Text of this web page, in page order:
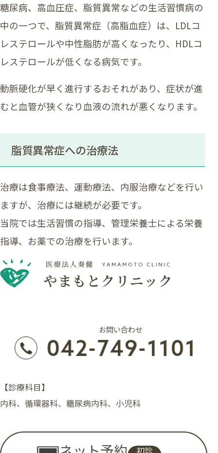
糖尿病、高血圧症、脂質異常などの生活習慣病の
中の一つで、脂質異常症（高脂血症）は、LDLコ
レステロールや中性脂肪が高くなったり、HDLコ
レステロールが低くなる病気です。
動脈硬化が早く進行するおそれがあり、症状が進
むと血管が狭くなり血液の流れが悪くなります。
脂質異常症への治療法
治療は食事療法、運動療法、内服治療などを行い
ますが、治療には継続が必要です。
当院では生活習慣の指導、管理栄養士による栄養
指導、お薬での治療を行います。
お問い合わせ
【診療科目】
内科、循環器科、糖尿病内科、小児科
初診